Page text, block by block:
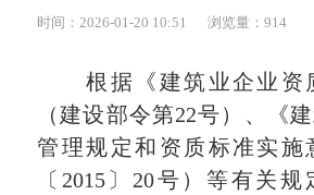
时间：2026-01-20 10:51 浏览量：914
根据《建筑业企业资
（建设部令第22号）
、《
管理规定和资质标准实施
〔2015〕20号）等有关